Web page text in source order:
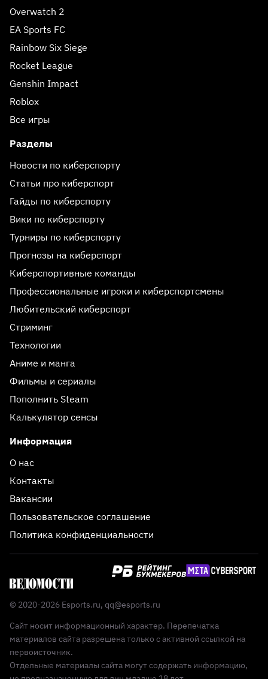
Overwatch 2
EA Sports FC
Rainbow Six Siege
Rocket League
Genshin Impact
Roblox
Все игры
Разделы
Новости по киберспорту
Статьи про киберспорт
Гайды по киберспорту
Вики по киберспорту
Турниры по киберспорту
Прогнозы на киберспорт
Киберспортивные команды
Профессиональные игроки и киберспортсмены
Любительский киберспорт
Стриминг
Технологии
Аниме и манга
Фильмы и сериалы
Пополнить Steam
Калькулятор сенсы
Информация
О нас
Контакты
Вакансии
Пользовательское соглашение
Политика конфиденциальности
© 2020-2026 Esports.ru, qq@esports.ru
Сайт носит информационный характер. Перепечатка
материалов сайта разрешена только с активной ссылкой на
первоисточник.
Отдельные материалы сайта могут содержать информацию,